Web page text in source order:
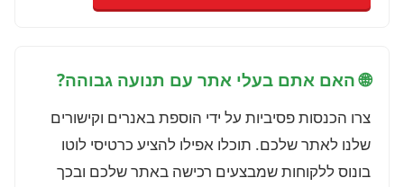
🌐 האם אתם בעלי אתר עם תנועה גבוהה?
צרו הכנסות פסיביות על ידי הוספת באנרים וקישורים
שלנו לאתר שלכם. תוכלו אפילו להציע כרטיסי לוטו
בונוס ללקוחות שמבצעים רכישה באתר שלכם ובכך